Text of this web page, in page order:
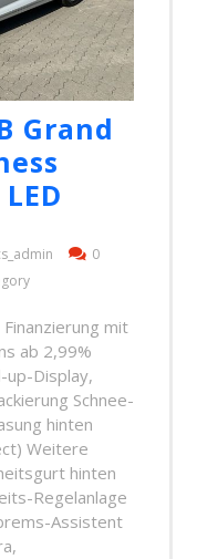
Grand
0
mit
ab 2,99%
up-Display,
Schnee-
hinten
Weitere
hinten
Regelanlage
Assistent